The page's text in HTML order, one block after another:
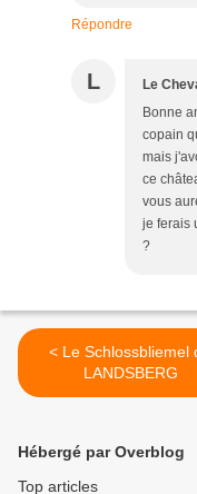
Répondre
L Le
Bonne
copain
mais
ce
vous
je ferais
?
< Le Schlossbliemel du
LANDSBERG
Hébergé par Overblog
Top articles